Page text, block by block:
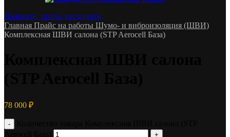
Нажмите, чтобы увеличить
Главная Прайс на работы Шумо- и виброизоляция (ШВИ)
Комплексная ШВИ салона (STP Aerocell База)
78 000 ₽